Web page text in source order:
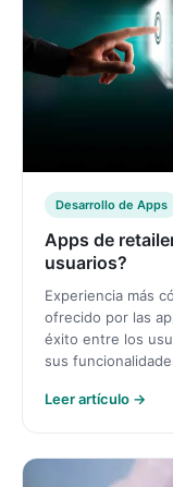
Desarrollo de Apps
Apps de
usuarios?
Experiencia más
ofrecido por las
éxito entre los
sus
Leer artículo →